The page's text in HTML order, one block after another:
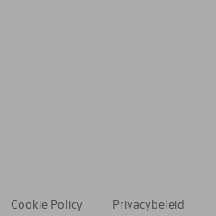
Cookie Policy
Privacybeleid